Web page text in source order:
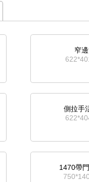
窄
側拉手
1470帶